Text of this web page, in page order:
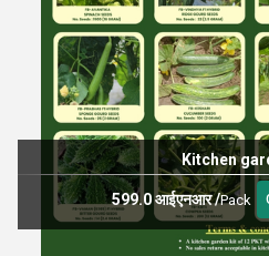
Kitchen
599.0 आईएनआर/Pack